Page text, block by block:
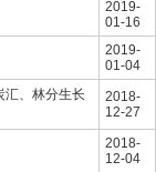
2019-
01-16
2019-
01-04
汇、林分生长
2018-
12-27
2018-
12-04